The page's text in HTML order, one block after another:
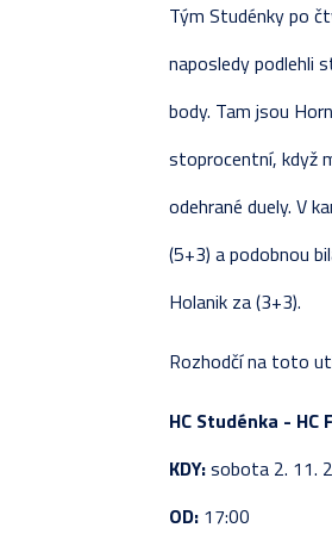
Tým Studénky po
naposledy podlehli
body. Tam jsou
stoprocentní, když
odehrané duely. V
(5+3) a podobnou
Holanik za (3+3).
Rozhodčí na toto
HC Studénka -
KDY:sobota 2. 11.
OD: 17:00